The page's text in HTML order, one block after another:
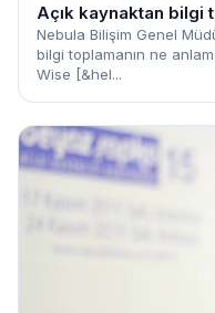
Açık kaynaktan bilgi
Nebula Bilişim Genel
bilgi toplamanın ne
Wise [&hel...